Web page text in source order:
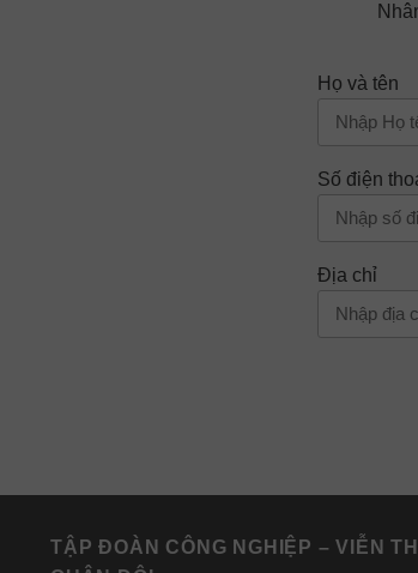
Họ và tên
Số điện
Địa chỉ
TẬP ĐOÀN CÔNG NGHIỆP – VIỄN